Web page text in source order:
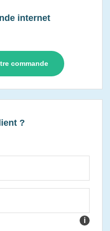
internet
commande
?
i